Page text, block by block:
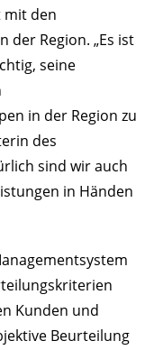
mit den
der Region. „Es ist
seine
in der Region zu
des
sind wir auch
in Händen
Kunden und
Beurteilung